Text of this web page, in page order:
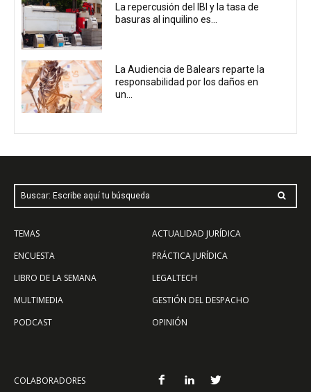
La repercusión del IBI y la tasa de
basuras al inquilino es...
La Audiencia de Balears reparte la
responsabilidad por los daños en
un...
Buscar: Escribe aquí tu búsqueda
TEMAS
ENCUESTA
LIBRO DE LA SEMANA
MULTIMEDIA
PODCAST
ACTUALIDAD JURÍDICA
PRÁCTICA JURÍDICA
LEGALTECH
GESTIÓN DEL DESPACHO
OPINIÓN
COLABORADORES